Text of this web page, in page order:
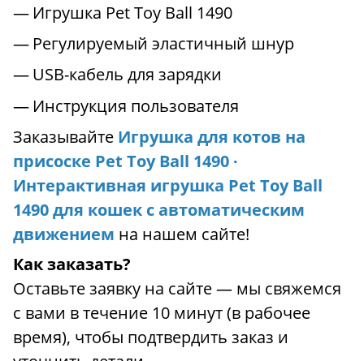
Игрушка Pet Toy Ball 1490
Регулируемый эластичный шнур
USB-кабель для зарядки
Инструкция пользователя
Заказывайте Игрушка для котов на
присоске Pet Toy Ball 1490 ∙
Интерактивная игрушка Pet Toy Ball
1490 для кошек с автоматическим
движением на нашем сайте!
Как заказать?
Оставьте заявку на сайте — мы свяжемся
с вами в течение 10 минут (в рабочее
время), чтобы подтвердить заказ и